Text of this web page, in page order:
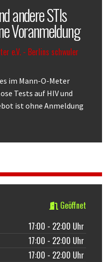
andere STIs
Voranmeldung
e.V. - Berlins schwuler
im Mann-O-Meter
Tests auf HIV und
ist ohne Anmeldung
Geöffnet
17:00 - 22:00 Uhr
17:00 - 22:00 Uhr
17:00 - 22:00 Uhr